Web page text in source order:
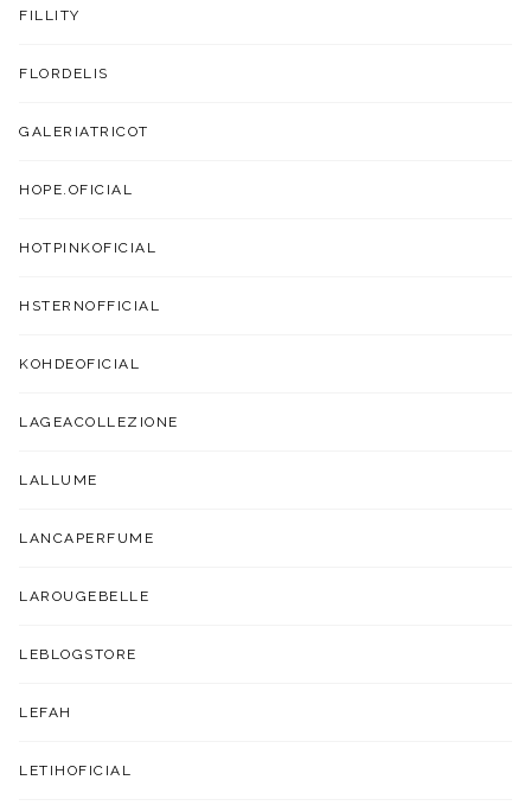
FILLITY
FLORDELIS
GALERIATRICOT
HOPE.OFICIAL
HOTPINKOFICIAL
HSTERNOFFICIAL
KOHDEOFICIAL
LAGEACOLLEZIONE
LALLUME
LANCAPERFUME
LAROUGEBELLE
LEBLOGSTORE
LEFAH
LETIHOFICIAL